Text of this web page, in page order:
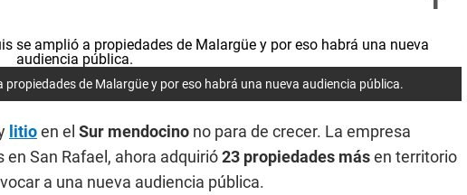
de Malargüe y por eso habrá una nueva audiencia pública.
litioen el Sur mendocino no para de crecer. La empresa
San Rafael, ahora adquirió23 propiedades másen territorio
a una nueva audiencia pública.